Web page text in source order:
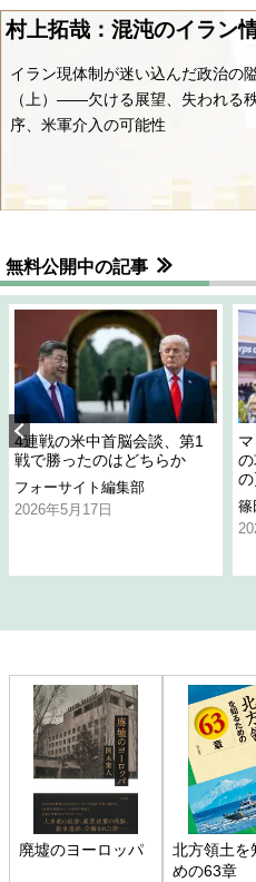
村上拓哉：混沌のイラン
イラン現体制が迷い込んだ政治の
（上）――欠ける展望、失われる
序、米軍介入の可能性
無料公開中の記事
4連戦の米中首脳会談、第1
戦で勝ったのはどちらか
フォーサイト編集部
2026年5月17日
篠
廃墟のヨーロッパ
北方領土を
めの63章